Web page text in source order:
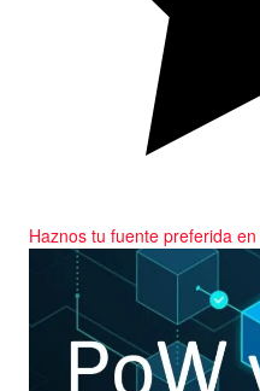
Haznos tu fuente preferida en